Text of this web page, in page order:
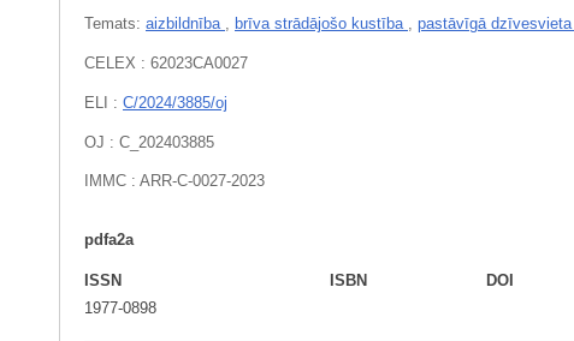
Temats: aizbildnība , brīva strādājošo kustība , pastāvīgā dzīvesvieta
CELEX : 62023CA0027
ELI : C/2024/3885/oj
OJ : C_202403885
IMMC : ARR-C-0027-2023
pdfa2a
ISSN
1977-0898
ISBN DOI